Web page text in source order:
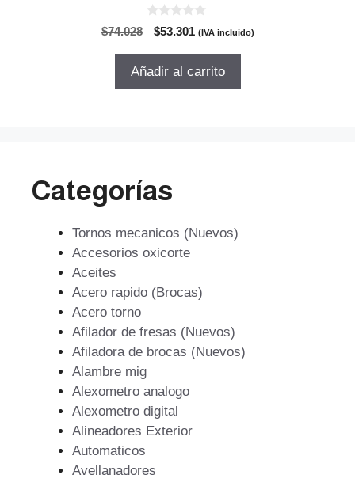
$74.028
El
original
$53.301 El
actual
(IVA incluido)
Añadir al carrito
Categorías
Tornos mecanicos (Nuevos)
Accesorios oxicorte
Aceites
Acero rapido (Brocas)
Acero torno
Afilador de fresas (Nuevos)
Afiladora de brocas (Nuevos)
Alambre mig
Alexometro analogo
Alexometro digital
Alineadores Exterior
Automaticos
Avellanadores